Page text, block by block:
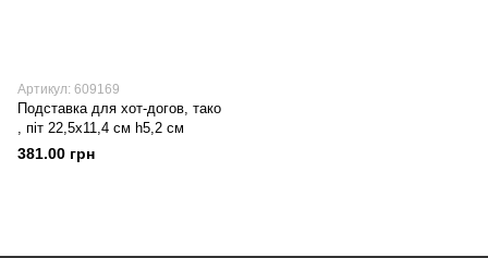
Артикул: 609169
Подставка для хот-догов, тако
, піт 22,5х11,4 см h5,2 см
381.00 грн